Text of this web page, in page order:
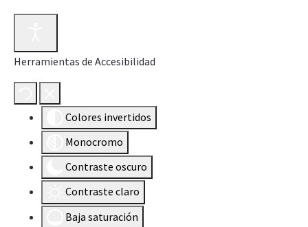
Herramientas de Accesibilidad
Colores invertidos
Monocromo
Contraste oscuro
Contraste claro
Baja saturación